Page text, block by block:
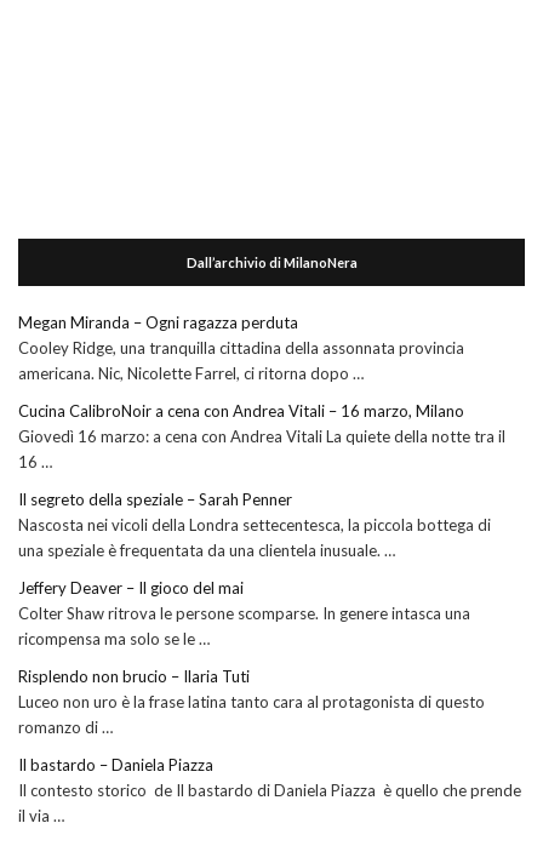
Dall’archivio di MilanoNera
Megan Miranda – Ogni ragazza perduta
Cooley Ridge, una tranquilla cittadina della assonnata provincia
americana. Nic, Nicolette Farrel, ci ritorna dopo …
Cucina CalibroNoir a cena con Andrea Vitali – 16 marzo, Milano
Giovedì 16 marzo: a cena con Andrea Vitali La quiete della notte tra il
16 …
Il segreto della speziale – Sarah Penner
Nascosta nei vicoli della Londra settecentesca, la piccola bottega di
una speziale è frequentata da una clientela inusuale. …
Jeffery Deaver – Il gioco del mai
Colter Shaw ritrova le persone scomparse. In genere intasca una
ricompensa ma solo se le …
Risplendo non brucio – Ilaria Tuti
Luceo non uro è la frase latina tanto cara al protagonista di questo
romanzo di …
Il bastardo – Daniela Piazza
Il contesto storico de Il bastardo di Daniela Piazza è quello che prende
il via …